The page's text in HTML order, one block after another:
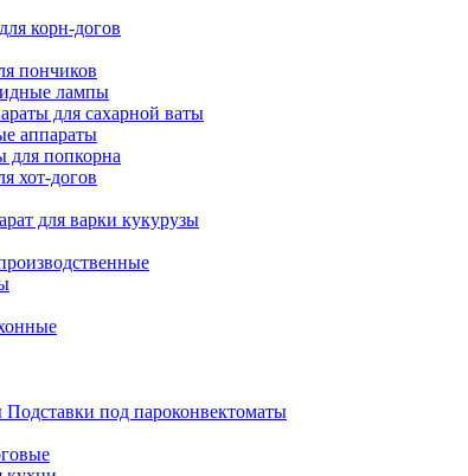
корн-догов
пончиков
лампы
для сахарной ваты
аппараты
для попкорна
хот-догов
для варки кукурузы
Подставки под пароконвектоматы